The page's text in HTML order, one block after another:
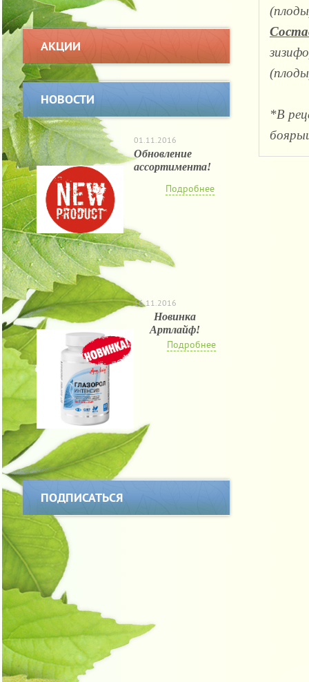
АКЦИИ
НОВОСТИ
01.11.2016
Обновление
ассортимента!
Подробнее
16.11.2016
Новинка
Артлайф!
Подробнее
ПОДПИСАТЬСЯ
*В